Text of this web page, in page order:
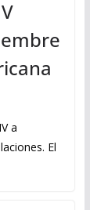
a
El